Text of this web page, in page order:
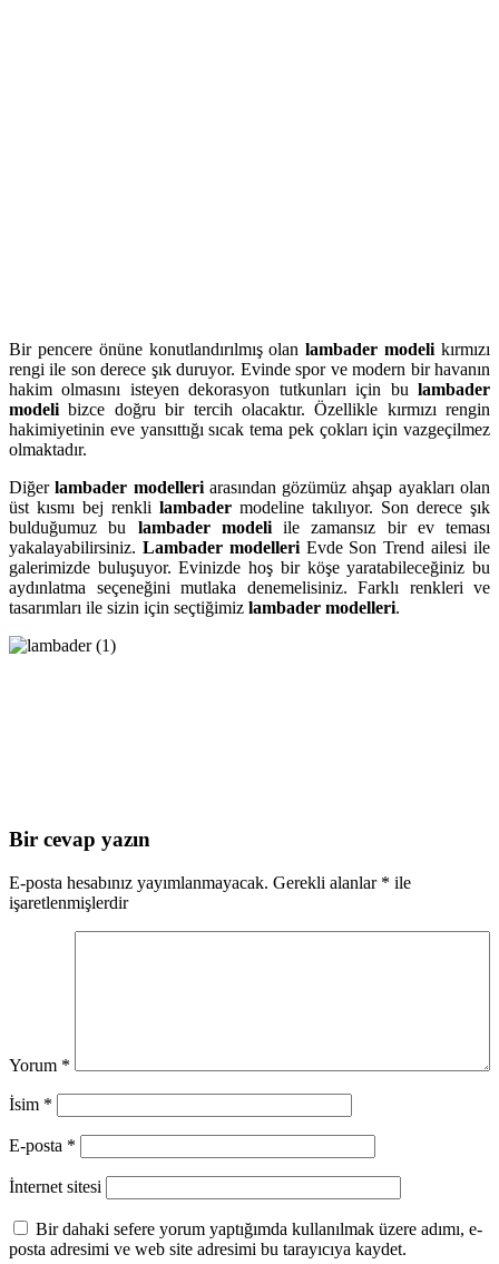
Bir pencere önüne konutlandırılmış olanlambader modeli kırmızı
rengi ile son derece şık duruyor. Evinde spor ve modern bir havanın
hakim olmasını isteyen dekorasyon tutkunları için bu lambader
modelibizce doğru bir tercih olacaktır. Özellikle kırmızı rengin
hakimiyetinin eve yansıttığı sıcak tema pek çokları için vazgeçilmez
olmaktadır.
Diğerlambader modelleriarasından gözümüz ahşap ayakları olan
üst kısmı bej renkli lambader modeline takılıyor. Son derece şık
bulduğumuz bu lambader modeliile zamansız bir ev teması
yakalayabilirsiniz. Lambader modelleriEvde Son Trend ailesi ile
galerimizde buluşuyor. Evinizde hoş bir köşe yaratabileceğiniz bu
aydınlatma seçeneğini mutlaka denemelisiniz. Farklı renkleri ve
tasarımları ile sizin için seçtiğimiz lambader modelleri.
Bir cevap yazın
E-posta hesabınız yayımlanmayacak. Gerekli alanlar * ile
işaretlenmişlerdir
Yorum *
İsim *
E-posta *
İnternet sitesi
Bir dahaki sefere yorum yaptığımda kullanılmak üzere adımı, e-
posta adresimi ve web site adresimi bu tarayıcıya kaydet.